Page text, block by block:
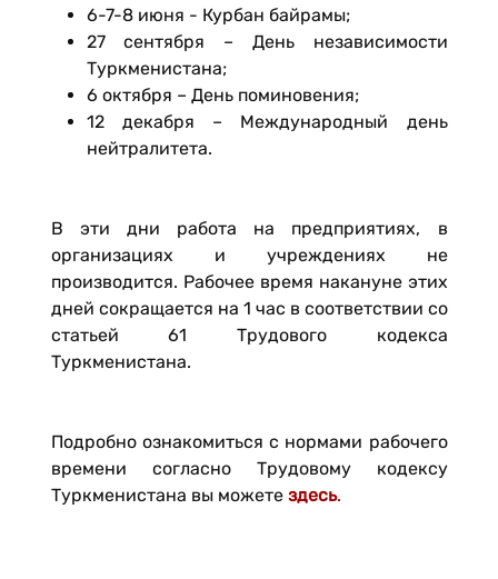
6-7-8 июня - Курбан байрамы;
27 сентября – День независимости
Туркменистана;
6 октября – День поминовения;
12 декабря – Международный день
нейтралитета.
В эти дни работа на предприятиях, в
организациях и учреждениях не
производится. Рабочее время накануне этих
дней сокращается на 1 час в соответствии со
статьей 61 Трудового кодекса
Туркменистана.
Подробно ознакомиться с нормами рабочего
времени согласно Трудовому кодексу
Туркменистана вы можете здесь.